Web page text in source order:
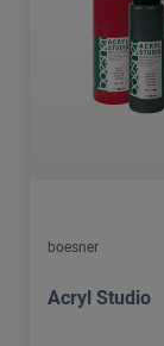
boesner
Acryl Studio